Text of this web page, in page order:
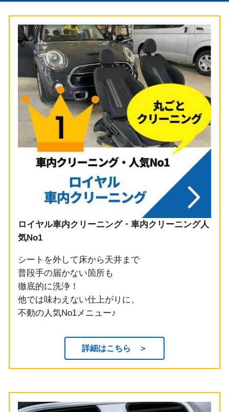
ロイヤル車内クリーニング・車内クリーニング人
気No1
シートを外して床から天井まで
普段手の届かない箇所も
徹底的に洗浄！
他では味わえない仕上がりに、
不動の人気No1メニュー♪
詳細はこちら ＞